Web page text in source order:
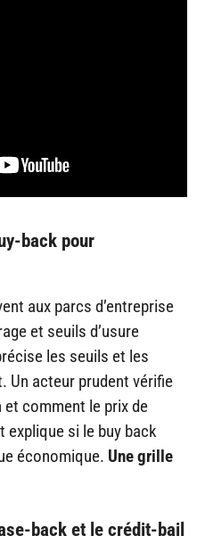
back pour
aux parcs d’entreprise
et seuils d’usure
les seuils et les
Un acteur prudent vérifie
comment le prix de
explique si le buy back
économique. Une grille
back et le crédit-bail